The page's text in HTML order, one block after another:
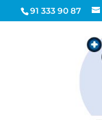
91 333 90 87